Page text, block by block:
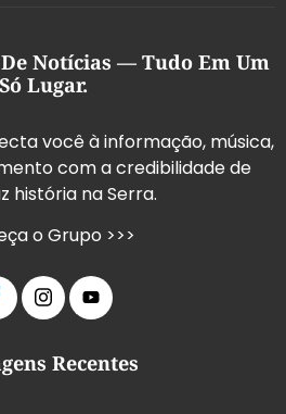
Notícias — Tudo Em Um
Só Lugar.
você à informação, música,
com a credibilidade de
história na Serra.
o Grupo >>>
Recentes